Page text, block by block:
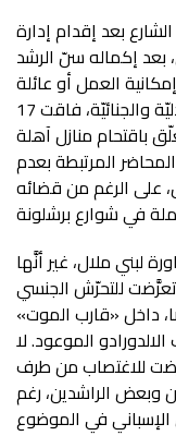
بعد إقدام إدارة
بعد إكماله سنّ الرشد
العمل أو عائلة
تعيله، أضحى اليوم مثقلًا بالسوابق العدليّة والجنائيّة، فاقت 17
بتهم تتعلّق باقتحام منازل آهلة
المرتبطة بعدم
على الرغم من قضائه
لبني ملال، غير أنَّها
للتحرّش الجنسي
طرف أزيد من 20 شخصًا، داخل «قارب الموت»
الموعود. لا
للاغتصاب من طرف
وبعض الراشدين، رغم